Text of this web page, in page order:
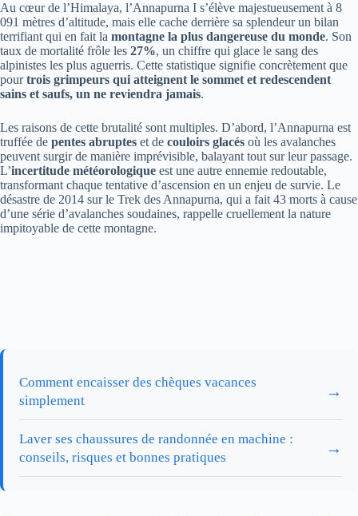
Au cœur de l’Himalaya, l’Annapurna I s’élève majestueusement à 8
091 mètres d’altitude, mais elle cache derrière sa splendeur un bilan
terrifiant qui en fait la montagne la plus dangereuse du monde. Son
taux de mortalité frôle les 27%, un chiffre qui glace le sang des
alpinistes les plus aguerris. Cette statistique signifie concrètement que
pourtrois grimpeurs qui atteignent le sommet et redescendent
sains et saufs, un ne reviendra jamais.
Les raisons de cette brutalité sont multiples. D’abord, l’Annapurna est
truffée de pentes abruptes et de couloirs glacés où les avalanches
peuvent surgir de manière imprévisible, balayant tout sur leur passage.
L’incertitude météorologique est une autre ennemie redoutable,
transformant chaque tentative d’ascension en un enjeu de survie. Le
désastre de 2014 sur le Trek des Annapurna, qui a fait 43 morts à cause
d’une série d’avalanches soudaines, rappelle cruellement la nature
impitoyable de cette montagne.
Comment encaisser des chèques vacances
simplement
→
Laver ses chaussures de randonnée en machine :
conseils, risques et bonnes pratiques
→